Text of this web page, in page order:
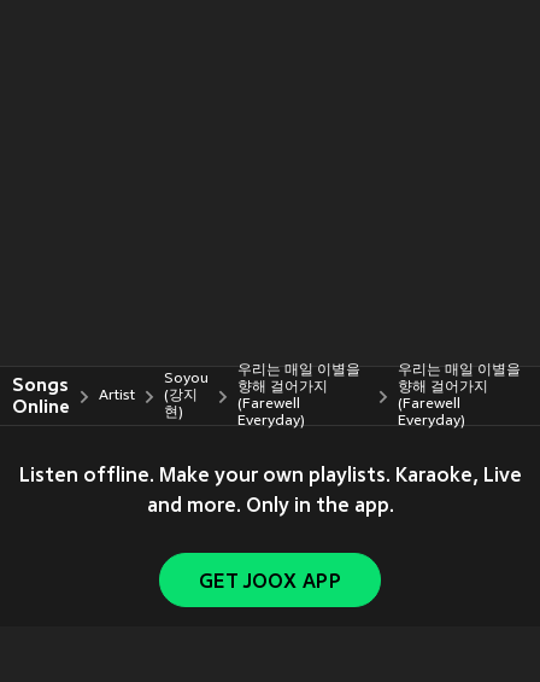
Songs
Online
Artist
Soyou
(강지
현)
우리는 매일 이별을
향해 걸어가지
(Farewell
Everyday)
우리는 매일 이별을
향해 걸어가지
(Farewell
Everyday)
Listen offline. Make your own playlists. Karaoke, Live
and more. Only in the app.
GET JOOX APP